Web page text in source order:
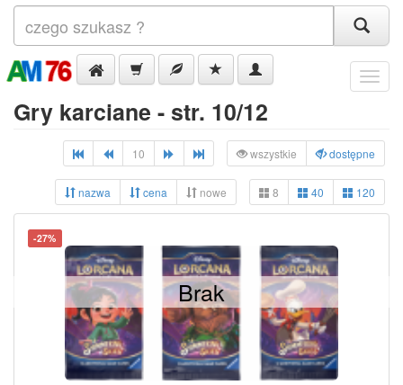
Menu
Gry karciane - str. 10/12
10 wszystkie dostępne
nazwa cena nowe 8 40 120
-27%
Brak